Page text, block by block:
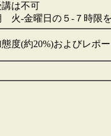
は不可
火-金曜日の５-７時限
度(約20%)およびレポ